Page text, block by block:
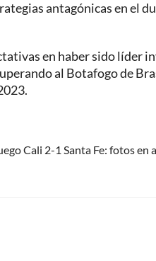
antagónicas en el
en haber sido líder
al Botafogo de
Cali 2-1 Santa Fe: fotos en